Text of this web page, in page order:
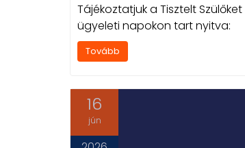
Tájékoztatjuk a Tisztelt
ügyeleti napokon tart nyitva:
Tovább
16
jún